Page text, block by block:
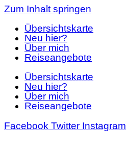
Zum Inhalt springen
Übersichtskarte
Neu hier?
Über mich
Reiseangebote
Übersichtskarte
Neu hier?
Über mich
Reiseangebote
Facebook Twitter Instagram